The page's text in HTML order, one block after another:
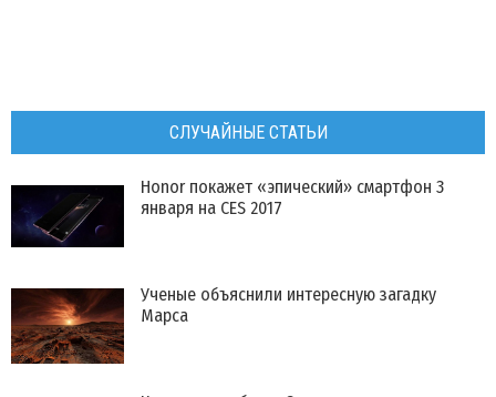
СЛУЧАЙНЫЕ СТАТЬИ
Honor покажет «эпический» смартфон 3
января на CES 2017
Ученые объяснили интересную загадку
Марса